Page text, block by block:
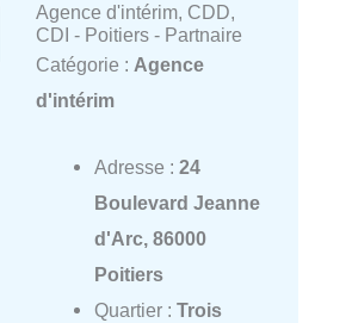
Agence d'intérim, CDD,
CDI - Poitiers - Partnaire
Catégorie : Agence
d'intérim
Adresse : 24
Boulevard Jeanne
d'Arc, 86000
Poitiers
Quartier : Trois